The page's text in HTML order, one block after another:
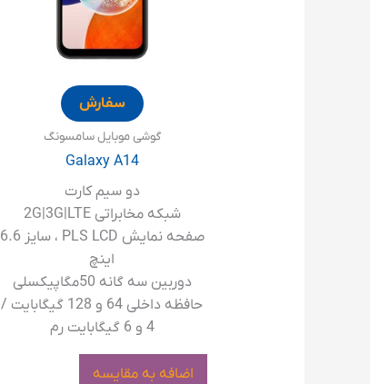
سفارش
گوشی موبایل سامسونگ
Galaxy A14
دو سیم کارت
شبکه مخابراتی 2G|3G|LTE
صفحه نمایش PLS LCD ، سایز 6.6
اینچ
دوربین سه گانه 50مگاپیکسلی
حافظه داخلی 64 و 128 گیگابایت /
4 و 6 گیگابایت رم
اضافه به مقایسه